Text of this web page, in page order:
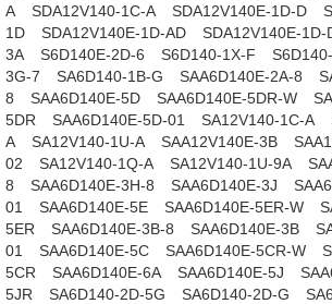
A
SDA12V140-1C-A SDA12V140E-1D-D
1D
SDA12V140E-1D-AD SDA12V140E-1D-
3A
S6D140E-2D-6 S6D140-1X-F
3G-7
SA6D140-1B-G SAA6D140E-2A-8
8
SAA6D140E-5D SAA6D140E-5DR-W
5DR
SAA6D140E-5D-01 SA12V140-1C-A
A
SA12V140-1U-A SAA12V140E-3B
02
SA12V140-1Q-A SA12V140-1U-9A
8
SAA6D140E-3H-8 SAA6D140E-3J
01
SAA6D140E-5E SAA6D140E-5ER-W
5ER
SAA6D140E-3B-8 SAA6D140E-3B
01
SAA6D140E-5C SAA6D140E-5CR-W
5CR
SAA6D140E-6A SAA6D140E-5J
5JR
SA6D140-2D-5G SA6D140-2D-G